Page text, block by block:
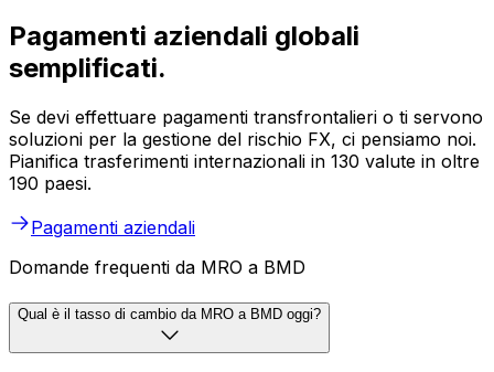
Pagamenti aziendali globali
semplificati.
Se devi effettuare pagamenti transfrontalieri o ti servono
soluzioni per la gestione del rischio FX, ci pensiamo noi.
Pianifica trasferimenti internazionali in 130 valute in oltre
190 paesi.
Pagamenti aziendali
Domande frequenti da MRO a BMD
Qual è il tasso di cambio da MRO a BMD oggi?